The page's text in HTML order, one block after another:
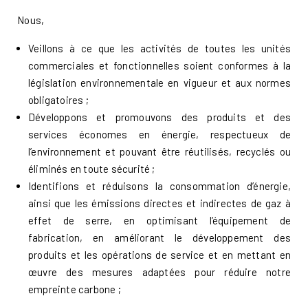
Nous,
Veillons à ce que les activités de toutes les unités
commerciales et fonctionnelles soient conformes à la
législation environnementale en vigueur et aux normes
obligatoires ;
Développons et promouvons des produits et des
services économes en énergie, respectueux de
l’environnement et pouvant être réutilisés, recyclés ou
éliminés en toute sécurité ;
Identifions et réduisons la consommation d’énergie,
ainsi que les émissions directes et indirectes de gaz à
effet de serre, en optimisant l’équipement de
fabrication, en améliorant le développement des
produits et les opérations de service et en mettant en
œuvre des mesures adaptées pour réduire notre
empreinte carbone ;